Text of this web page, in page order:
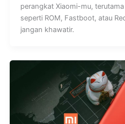
perangkat Xiaomi-mu,
seperti ROM, Fastboot, atau
jangan khawatir.